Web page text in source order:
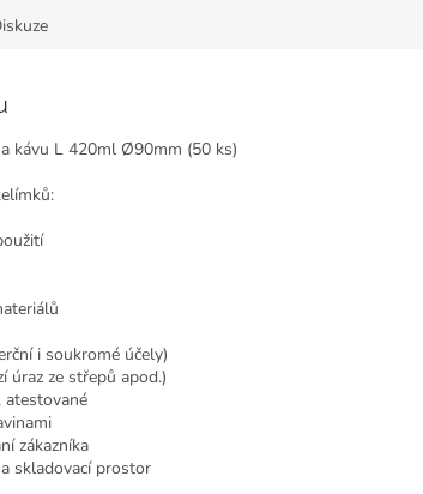
kávu L 420ml Ø90mm (50 ks)
i soukromé účely)
úraz ze střepů apod.)
atestované
zákazníka
skladovací prostor